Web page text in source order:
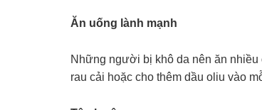
Ăn uống lành mạnh
Những người bị khô da nên ăn
rau cải hoặc cho thêm dầu oliu vào